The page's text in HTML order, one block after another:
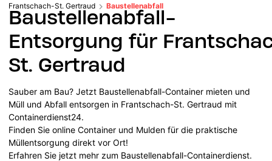
Frantschach-St. Gertraud
Baustellenabfall
Baustellenabfall-
Entsorgung für
St. Gertraud
Sauber am Bau? Jetzt Baustellenabfall-Container mieten und
Müll und Abfall entsorgen in Frantschach-St. Gertraud mit
Containerdienst24.
Finden Sie online Container und Mulden für die praktische
Müllentsorgung direkt vor Ort!
Erfahren Sie jetzt mehr zum Baustellenabfall-Containerdienst.